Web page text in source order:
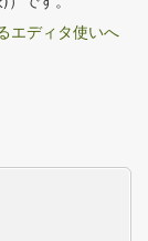
エディタ使いへ